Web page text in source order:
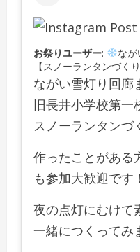
お祭りユーザー:
な
【スノーランタンづくり
ながい雪灯り回廊
旧長井小学校第一
スノーランタンづ
作ったことがある
も参加大歓迎です！
夜の点灯にむけて
一緒につくってみ